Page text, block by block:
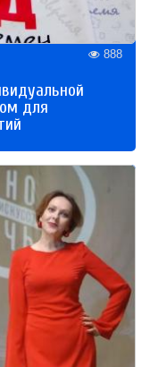
888
для